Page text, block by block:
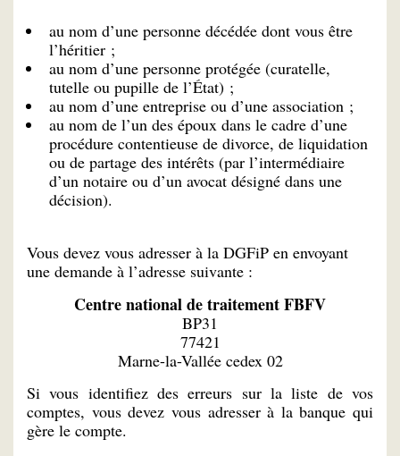
au nom d’une personne décédée dont vous être
l’héritier ;
au nom d’une personne protégée (curatelle,
tutelle ou pupille de l’État) ;
au nom d’une entreprise ou d’une association ;
au nom de l’un des époux dans le cadre d’une
procédure contentieuse de divorce, de liquidation
ou de partage des intérêts (par l’intermédiaire
d’un notaire ou d’un avocat désigné dans une
décision).
Vous devez vous adresser à la DGFiP en envoyant
une demande à l’adresse suivante :
Centre national de traitement FBFV
BP31
77421
Marne-la-Vallée cedex 02
Si vous identifiez des erreurs sur la liste de vos
comptes, vous devez vous adresser à la banque qui
gère le compte.